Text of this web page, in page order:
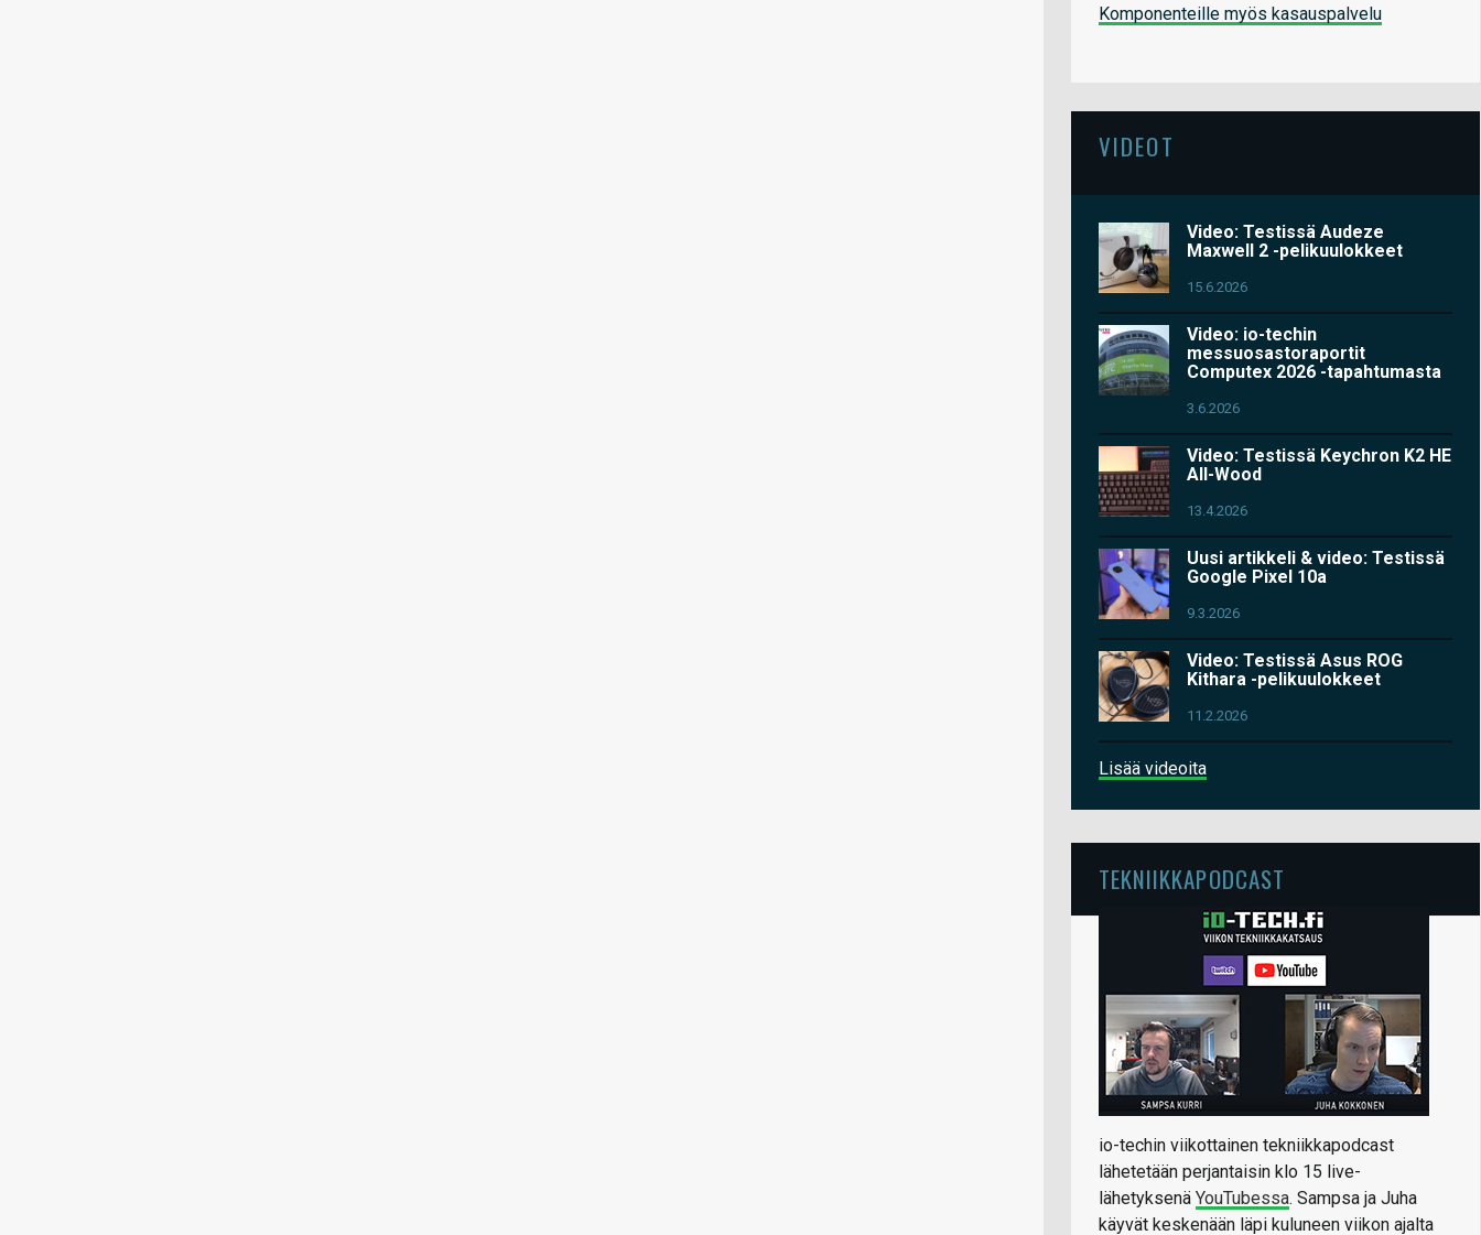
Komponenteille myös kasauspalvelu
VIDEOT
Video: Testissä Audeze
Maxwell 2 -pelikuulokkeet
15.6.2026
Video: io-techin
messuosastoraportit
Computex 2026 -tapahtumasta
3.6.2026
Video: Testissä Keychron K2 HE
All-Wood
13.4.2026
Uusi artikkeli & video: Testissä
Google Pixel 10a
9.3.2026
Video: Testissä Asus ROG
Kithara -pelikuulokkeet
11.2.2026
Lisää videoita
TEKNIIKKAPODCAST
io-techin viikottainen tekniikkapodcast
lähetetään perjantaisin klo 15 live-
lähetyksenä YouTubessa. Sampsa ja Juha
käyvät keskenään läpi kuluneen viikon ajalta